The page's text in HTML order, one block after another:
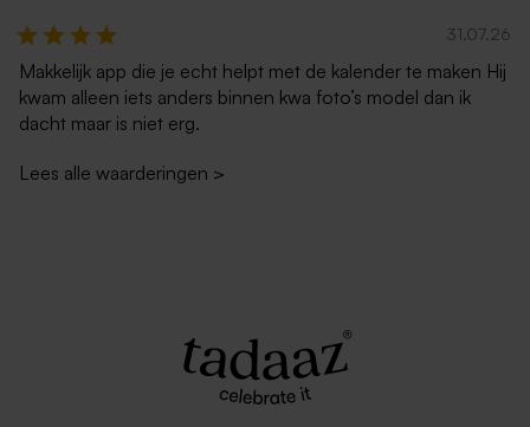
Witte envelop met puntklep
papier
31.07.26
Makkelijk app die je echt helpt met de kalender te maken Hij
kwam alleen iets anders binnen kwa foto’s model dan ik
dacht maar is niet erg.
Lees alle waarderingen >